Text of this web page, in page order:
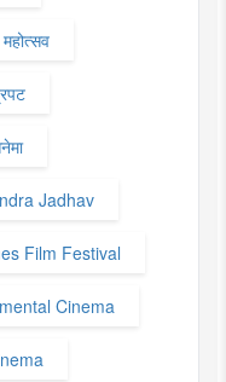
Jadhav
Film Festival
Cinema